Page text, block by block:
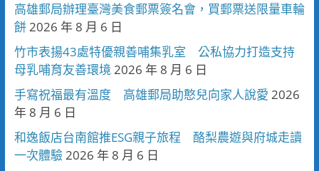
高雄郵局辦理臺灣美食郵票簽名會，買郵票送限量車輪
餅2026 年 8 月 6 日
竹市表揚43處特優親善哺集乳室 公私協力打造支持
母乳哺育友善環境2026 年 8 月 6 日
手寫祝福最有溫度 高雄郵局助憨兒向家人說愛 2026
年 8 月 6 日
和逸飯店台南館推ESG親子旅程 酪梨農遊與府城走讀
一次體驗2026 年 8 月 6 日